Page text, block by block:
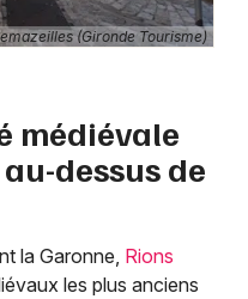
(Gironde Tourisme)
médiévale
dessus de
la Garonne, Rions
les plus anciens